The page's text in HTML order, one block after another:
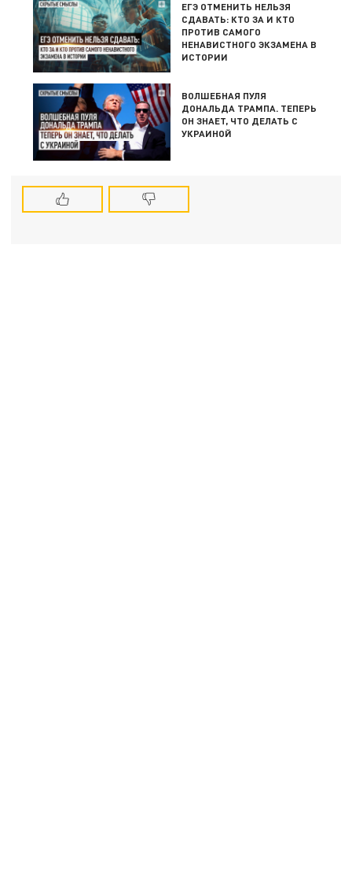
ЕГЭ ОТМЕНИТЬ НЕЛЬЗЯ
СДАВАТЬ: КТО ЗА И КТО
ПРОТИВ САМОГО
НЕНАВИСТНОГО ЭКЗАМЕНА В
ИСТОРИИ
ВОЛШЕБНАЯ ПУЛЯ
ДОНАЛЬДА ТРАМПА. ТЕПЕРЬ
ОН ЗНАЕТ, ЧТО ДЕЛАТЬ С
УКРАИНОЙ